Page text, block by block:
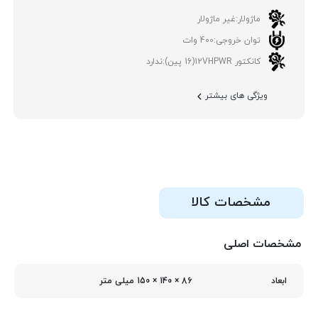
ماژولار:غیر ماژولار
توان خروجی:400 وات
کانکتور 12VHPWR(16 پین):
ندارد
ویژگی های بیشتر
مشخصات کالا
مشخصات اصلی
ابعاد 86 × 140 × 150 میلی‌ متر